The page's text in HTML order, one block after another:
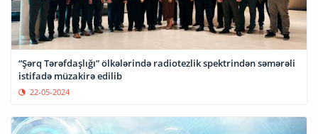
“Şərq Tərəfdaşlığı” ölkələrində radiotezlik spektrindən səmərəli
istifadə müzakirə edilib
22-05-2024